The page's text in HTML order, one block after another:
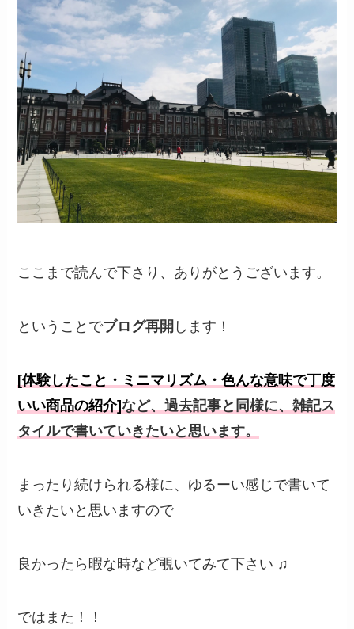
ここまで読んで下さり、ありがとうございます。
ということでブログ再開 します！
[体験したこと・ミニマリズム・色んな意味で丁度
いい商品の紹介]など、過去記事と同様に、雑記ス
タイルで書いていきたいと思います。
まったり続けられる様に、ゆるーい感じで書いて
いきたいと思いますので
良かったら暇な時など覗いてみて下さい ♫
ではまた！！